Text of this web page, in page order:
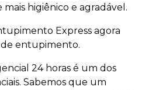
higiênico e agradável.
Express agora
entupimento.
24 horas é um dos
Sabemos que um